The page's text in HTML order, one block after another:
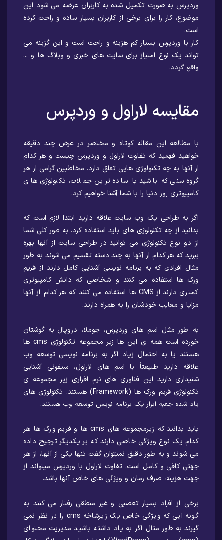
وردپرس به صورت تکمیل شده به کاربران عرضه می شود این
موضوع، کار را برای برخی از کاربران بسیار ساده و راحت کرده
است.
کار با وردپرس بسیار کم هزینه و راحت است و این گزینه می
تواند یک نوع امتیاز برای سایت های خبری و وبلاگ ها و ...
واقع گردد.
مقایسه لاراول و وردپرس
با مطالعه این مقاله کوتاه و مختصر در عرض چند دقیقه
خواهید فهمید که تفاوت لاراول و وردپرس چیست و هر کدام
از آنها به چه تکنولوژی هایی تعلق دارد. مخاطبین گرامی از هر
گروه سنی که باشید با ساده ترین جملات، تکنولوژی های
کامپیوتری روز دنیا را با شما آشنا خواهیم کرد.
اگر به طراحی یک وب سایت علاقه دارید ابتدا لازم است که
بدانید از چه تکنولوژی های باید استفاده کرد. به طور کلی شما
از دو نوع تکنولوژی می توانید در طراحی سایت از آنها بهره
ببرید که هر کدام از آنها به چند دسته تقسیم می شوند به طور
مثال افرادی که به برنامه نویسی آشنایی کامل دارند از فریم
ورک ها استفاده می کنند و اشخاصی که دانش کامپیوتری
کمتری دارند از CMS ها استفاده می کنند که هر کدام از آنها
مزایا و معایب خودشان را به همراه دارند.
به طور مثال اسم های وردپرس، جوملا، دروپال به گوشتان
خورده است همه ی این ها زیر مجموعه تکنولوژی cms ها
هستند یا به احتمال زیاد اگر به برنامه نویسی توسعه وب
علاقه دارید طبیعتاً با اسم های لاراول، سیفونی آشنایی
شنیداری دارید این فناوری های نرم افزاری زیر مجموعه ی
تکنولوژی فریم ورک ها (Framework) هستند. تکنولوژی های
یاد شده جعبه ابزار یک برنامه نویس توسعه وب هستند.
باید بدانید که زیرمجموعه های cms ها و فریم ورک ها هر
کدام یک نوع ویژگی خاصی دارند که بر یکدیگر ترجیح داده
می شوند و به طور دقیق نمیتوان گفت تنها یکی از آنها، از هر
جهتی کافی و کامل است. تفاوت لاراول با وردپرس میتواند از
جهت هزینه، صرف زمان و ویژگی های خاص آنها باشد.
برخی از افراد بسیار تعصبی و غیر منطقی رفتار می کنند به
گونه ایی که ویژگی خاص یک زیرشاخه cms را در نظر نمی
گیرند به طور مثال اگر به یاد داشته باشید مدیریت محتوای